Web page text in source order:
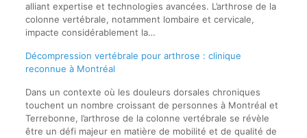
alliant expertise et technologies avancées. L’arthrose de la
colonne vertébrale, notamment lombaire et cervicale,
impacte considérablement la…
Décompression vertébrale pour arthrose : clinique
reconnue à Montréal
Dans un contexte où les douleurs dorsales chroniques
touchent un nombre croissant de personnes à Montréal et
Terrebonne, l’arthrose de la colonne vertébrale se révèle
être un défi majeur en matière de mobilité et de qualité de